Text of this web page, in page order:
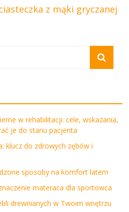
z mąki gryczanej
w rehabilitacji: cele, wskazania,
je do stanu pacjenta
klucz do zdrowych zębów i
sposoby na komfort latem
materaca dla sportowca
drewnianych w Twoim wnętrzu